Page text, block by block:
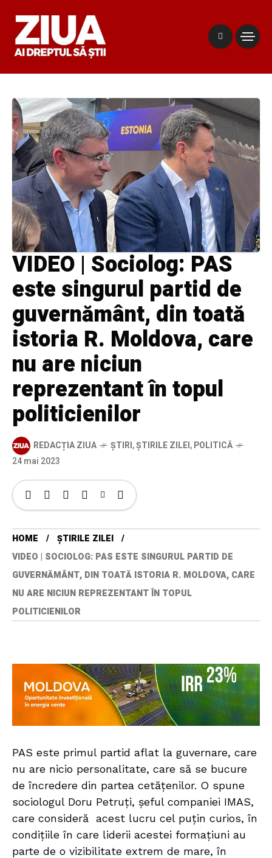
VIDEO | Sociolog: PAS
este singurul partid de
guvernământ, din toată
istoria R. Moldova, care
nu are niciun
reprezentant în topul
politicienilor
REDACȚIA ZIUA ȘTIRI,ȘTIRILE ZILEI,POLITICĂ
24 mai 2023
HOME
ȘTIRILE ZILEI
VIDEO | SOCIOLOG: PAS ESTE SINGURUL PARTID DE
GUVERNĂMÂNT, DIN TOATĂ ISTORIA R. MOLDOVA, CARE
NU ARE NICIUN REPREZENTANT ÎN TOPUL
POLITICIENILOR
PAS este primul partid aflat la guvernare, care
nu are nicio personalitate, care să se bucure
de încredere din partea cetățenilor. O spune
sociologul Doru Petruți, șeful companiei IMAS,
care consideră acest lucru cel puțin curios, în
condițiile în care liderii acestei formațiuni au
parte de o vizibilitate extrem de mare, în